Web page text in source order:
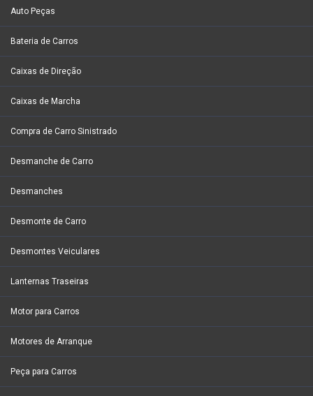
Auto Peças
Bateria de Carros
Caixas de Direção
Caixas de Marcha
Compra de Carro Sinistrado
Desmanche de Carro
Desmanches
Desmonte de Carro
Desmontes Veiculares
Lanternas Traseiras
Motor para Carros
Motores de Arranque
Peça para Carros